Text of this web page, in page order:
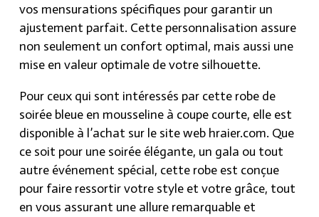
vos mensurations spécifiques pour garantir un
ajustement parfait. Cette personnalisation assure
non seulement un confort optimal, mais aussi une
mise en valeur optimale de votre silhouette.
Pour ceux qui sont intéressés par cette robe de
soirée bleue en mousseline à coupe courte, elle est
disponible à l’achat sur le site web hraier.com. Que
ce soit pour une soirée élégante, un gala ou tout
autre événement spécial, cette robe est conçue
pour faire ressortir votre style et votre grâce, tout
en vous assurant une allure remarquable et